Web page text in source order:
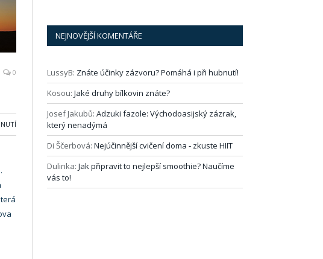
0
NEJNOVĚJŠÍ KOMENTÁŘE
LussyB: Znáte účinky zázvoru? Pomáhá i při hubnutí!
Kosou: Jaké druhy bílkovin znáte?
Josef Jakubů: Adzuki fazole: Východoasijský zázrak,
který nenadýmá
Di Ščerbová: Nejúčinnější cvičení doma ‑ zkuste HIIT
Dulinka: Jak připravit to nejlepší smoothie? Naučíme
vás to!